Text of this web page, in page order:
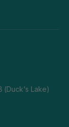
(Duck's Lake)